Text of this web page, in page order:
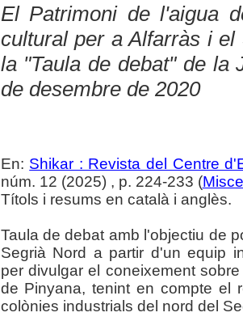
El Patrimoni de l'aigua
cultural per a Alfarràs i
la "Taula de debat" de la
de desembre de 2020
En: Shikar : Revista del Centre
núm. 12 (2025) , p. 224-233 (
Títols i resums en català i anglès.
Taula de debat amb l'objectiu de
Segrià Nord a partir d'un equip
per divulgar el coneixement
de Pinyana, tenint en compte el
colònies industrials del nord del